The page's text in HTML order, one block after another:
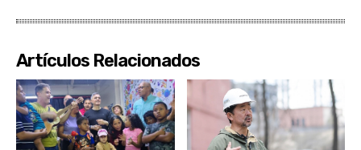
Artículos Relacionados